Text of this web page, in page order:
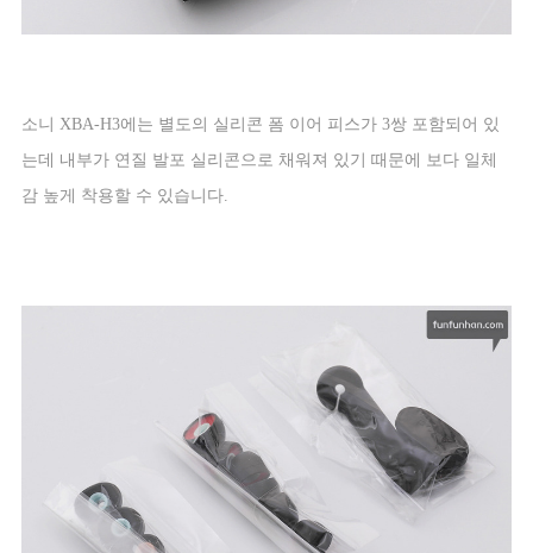
소니 XBA-H3에는 별도의 실리콘 폼 이어 피스가 3쌍 포함되어 있
는데 내부가 연질 발포 실리콘으로 채워져 있기 때문에 보다 일체
감 높게 착용할 수 있습니다